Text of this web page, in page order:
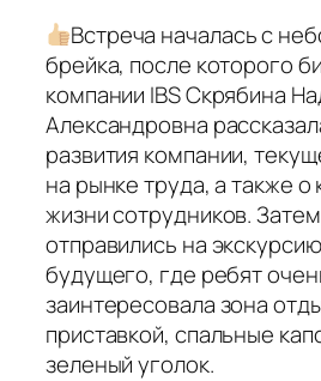
Встреча началась с
брейка, после которого
компании IBS Скрябина
Александровна
развития компании,
на рынке труда, а также о
жизни сотрудников.
отправились на
будущего, где ребят
заинтересовала зона
приставкой, спальные
зеленый уголок.